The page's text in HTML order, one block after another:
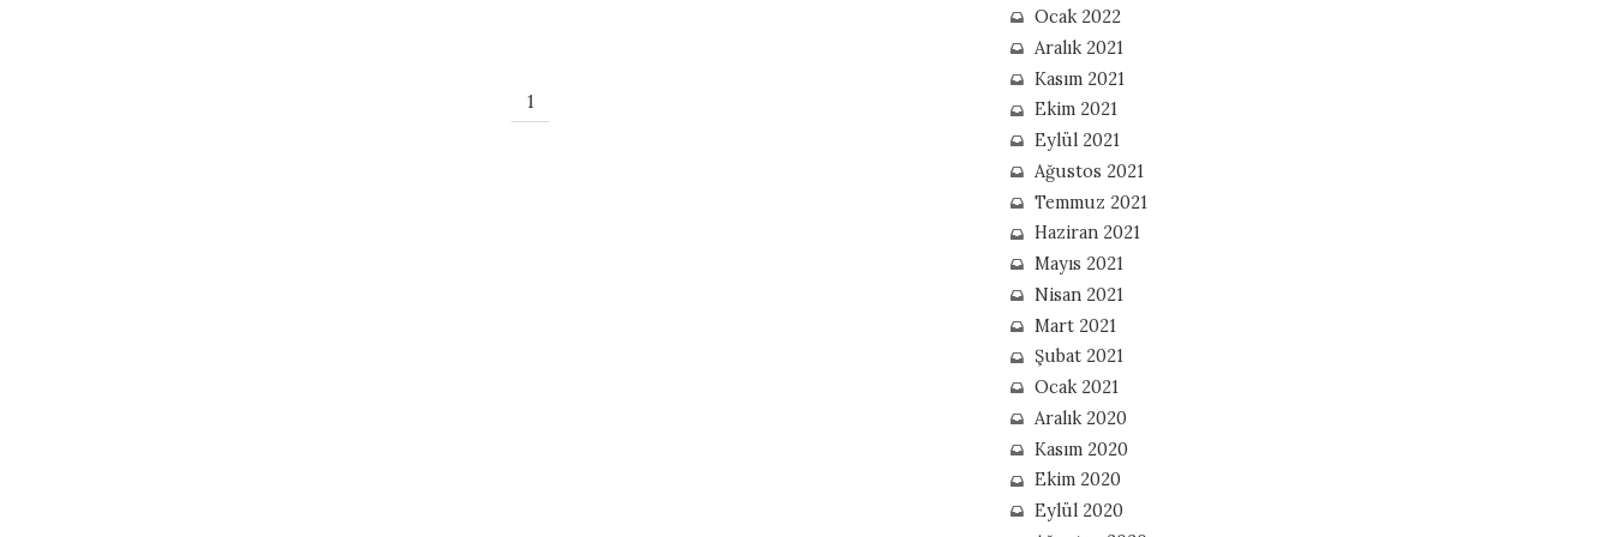
1
Ocak 2022
Aralık 2021
Kasım 2021
Ekim 2021
Eylül 2021
Ağustos 2021
Temmuz 2021
Haziran 2021
Mayıs 2021
Nisan 2021
Mart 2021
Şubat 2021
Ocak 2021
Aralık 2020
Kasım 2020
Ekim 2020
Eylül 2020